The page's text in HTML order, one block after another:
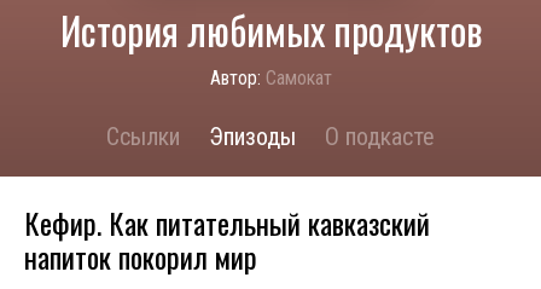
История любимых продуктов
Автор: Самокат
Ссылки Эпизоды О подкасте
Кефир. Как питательный кавказский
напиток покорил мир